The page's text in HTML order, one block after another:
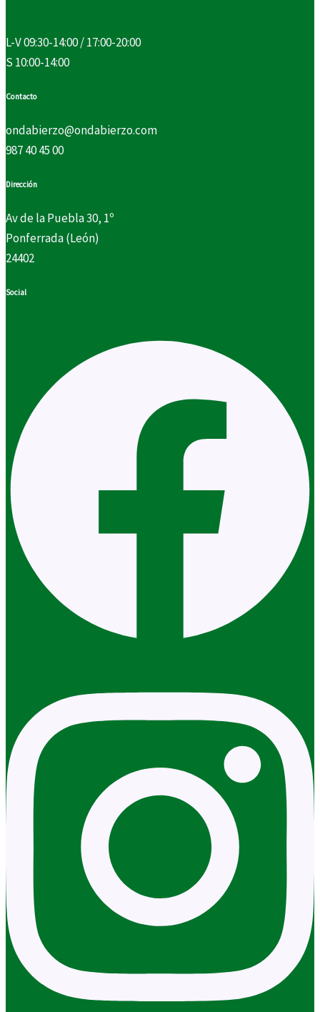
L-V 09:30-14:00 / 17:00-20:00
S 10:00-14:00
Contacto
ondabierzo@ondabierzo.com
987 40 45 00
Dirección
Av de la Puebla 30, 1º
Ponferrada (León)
24402
Social